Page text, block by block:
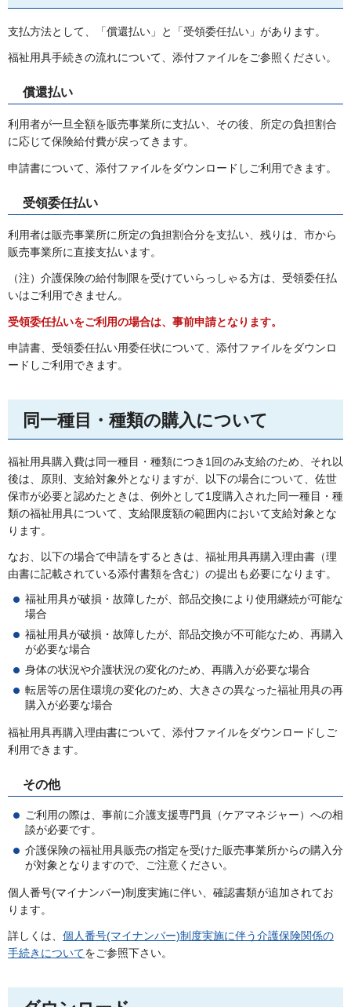
支払方法として、「償還払い」と「受領委任払い」があります。
福祉用具手続きの流れについて、添付ファイルをご参照ください。
償還払い
利用者が一旦全額を販売事業所に支払い、その後、所定の負担割合
に応じて保険給付費が戻ってきます。
申請書について、添付ファイルをダウンロードしご利用できます。
受領委任払い
利用者は販売事業所に所定の負担割合分を支払い、残りは、市から
販売事業所に直接支払います。
（注）介護保険の給付制限を受けていらっしゃる方は、受領委任払
いはご利用できません。
受領委任払いをご利用の場合は、事前申請となります。
申請書、受領委任払い用委任状について、添付ファイルをダウンロ
ードしご利用できます。
同一種目・種類の購入について
福祉用具購入費は同一種目・種類につき1回のみ支給のため、それ以
後は、原則、支給対象外となりますが、以下の場合について、佐世
保市が必要と認めたときは、例外として1度購入された同一種目・種
類の福祉用具について、支給限度額の範囲内において支給対象とな
ります。
なお、以下の場合で申請をするときは、福祉用具再購入理由書（理
由書に記載されている添付書類を含む）の提出も必要になります。
福祉用具が破損・故障したが、部品交換により使用継続が可能な
場合
福祉用具が破損・故障したが、部品交換が不可能なため、再購入
が必要な場合
身体の状況や介護状況の変化のため、再購入が必要な場合
転居等の居住環境の変化のため、大きさの異なった福祉用具の再
購入が必要な場合
福祉用具再購入理由書について、添付ファイルをダウンロードしご
利用できます。
その他
ご利用の際は、事前に介護支援専門員（ケアマネジャー）への相
談が必要です。
介護保険の福祉用具販売の指定を受けた販売事業所からの購入分
が対象となりますので、ご注意ください。
個人番号(マイナンバー)制度実施に伴い、確認書類が追加されてお
ります。
詳しくは、 個人番号(マイナンバー)制度実施に伴う介護保険関係の
手続きについてをご参照下さい。